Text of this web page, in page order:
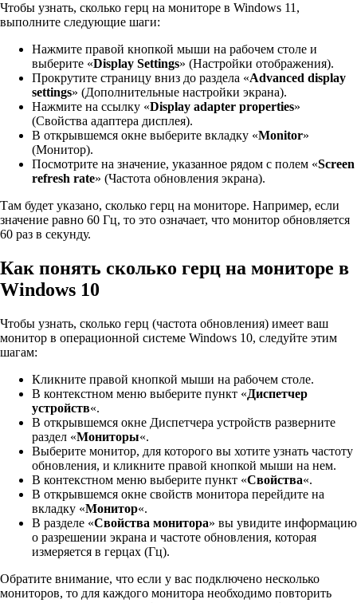
Чтобы узнать, сколько герц на мониторе в Windows 11,
выполните следующие шаги:
Нажмите правой кнопкой мыши на рабочем столе и
выберите «Display Settings» (Настройки отображения).
Прокрутите страницу вниз до раздела «Advanced display
settings» (Дополнительные настройки экрана).
Нажмите на ссылку «Display adapter properties»
(Свойства адаптера дисплея).
В открывшемся окне выберите вкладку «Monitor»
(Монитор).
Посмотрите на значение, указанное рядом с полем «Screen
refresh rate» (Частота обновления экрана).
Там будет указано, сколько герц на мониторе. Например, если
значение равно 60 Гц, то это означает, что монитор обновляется
60 раз в секунду.
Как понять сколько герц на мониторе в
Windows 10
Чтобы узнать, сколько герц (частота обновления) имеет ваш
монитор в операционной системе Windows 10, следуйте этим
шагам:
Кликните правой кнопкой мыши на рабочем столе.
В контекстном меню выберите пункт «Диспетчер
устройств«.
В открывшемся окне Диспетчера устройств разверните
раздел «Мониторы«.
Выберите монитор, для которого вы хотите узнать частоту
обновления, и кликните правой кнопкой мыши на нем.
В контекстном меню выберите пункт «Свойства«.
В открывшемся окне свойств монитора перейдите на
вкладку «Монитор«.
В разделе «Свойства монитора» вы увидите информацию
о разрешении экрана и частоте обновления, которая
измеряется в герцах (Гц).
Обратите внимание, что если у вас подключено несколько
мониторов, то для каждого монитора необходимо повторить